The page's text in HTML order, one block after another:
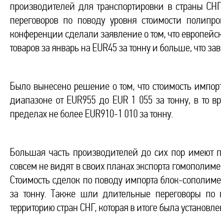
производителей для транспортировки в страны
переговоров по поводу уровня стоимости
конференции сделали заявление о том, что
товаров за январь на EUR45 за тонну и больше, что
Было вынесено решение о том, что стоимость
диапазоне от EUR955 до EUR 1 055 за тонну, в
пределах не более EUR910-1 010 за тонну.
Большая часть производителей до сих пор имеют
совсем не видят в своих планах экспорта
Стоимость сделок по поводу импорта блок-
за тонну. Также шли длительные переговоры по
территорию стран СНГ, которая в итоге была